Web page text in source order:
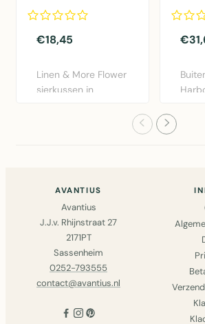
€18,45
Linen & More Flower
sierkussen in
AVANTIUS
Avantius
J.J.v. Rhijnstraat 27
2171PT
Sassenheim
0252-793555
contact@avantius.nl